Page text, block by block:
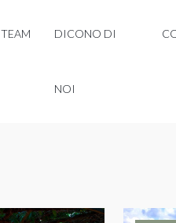
TEAM DICONO DI
NOI